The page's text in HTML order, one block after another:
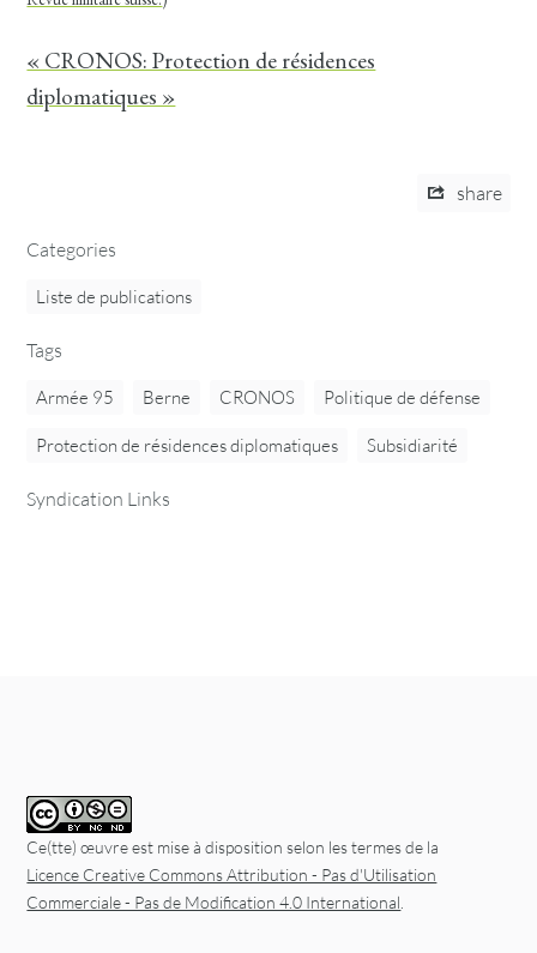
« CRONOS: Protection de résidences
diplomatiques »
share
Categories
Liste de publications
Tags
Armée 95 Berne CRONOS Politique de défense
Protection de résidences diplomatiques Subsidiarité
Syndication Links
Ce(tte) œuvre est mise à disposition selon les termes de la
Licence Creative Commons Attribution - Pas d'Utilisation
Commerciale - Pas de Modification 4.0 International